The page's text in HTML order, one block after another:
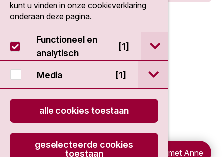
© 2026 - Antoni van Leeuwenhoek
Disclaimer
Cookieverklaring
kunt u vinden in onze cookieverklaring
onderaan deze pagina.
Functioneel en
analytisch
[1] open / sluit
Media [1] open / sluit
alle cookies toestaan
geselecteerde cookies
toestaan
Chat met Anne